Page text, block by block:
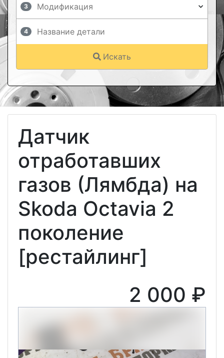
3
4
Искать
Датчик
отработавших
газов (Лямбда) на
Skoda Octavia 2
поколение
[рестайлинг]
2 000 ₽